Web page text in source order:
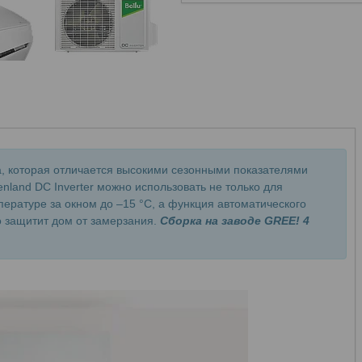
отличается высокими сезонными показателями
DС Inverter можно использовать не только для
за окном до –15 °C, а функция автоматического
дом от замерзания. Сборка на заводе GREE! 4